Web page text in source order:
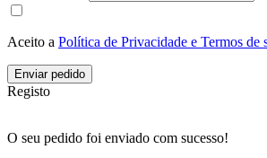
Aceito a Política de Privacidade e Termos de
Enviar pedido
Registo
O seu pedido foi enviado com sucesso!